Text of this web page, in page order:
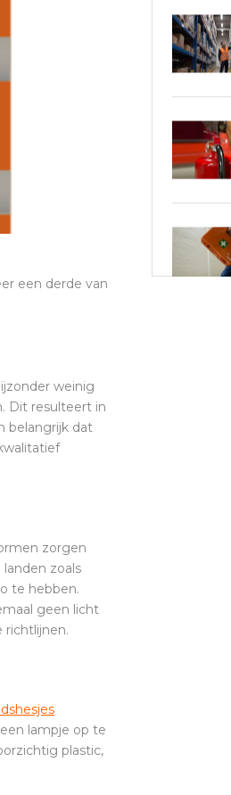
een derde van
weinig
Dit resulteert in
belangrijk dat
zorgen
zoals
te hebben.
geen licht
richtlijnen.
lampje op te
plastic,